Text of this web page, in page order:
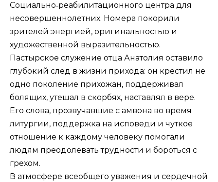
Социально‑реабилитационного центра для
несовершеннолетних. Номера покорили
зрителей энергией, оригинальностью и
художественной выразительностью.
Пастырское служение отца Анатолия оставило
глубокий след в жизни прихода: он крестил не
одно поколение прихожан, поддерживал
болящих, утешал в скорбях, наставлял в вере.
Его слова, прозвучавшие с амвона во время
литургии, поддержка на исповеди и чуткое
отношение к каждому человеку помогали
людям преодолевать трудности и бороться с
грехом.
В атмосфере всеобщего уважения и сердечной